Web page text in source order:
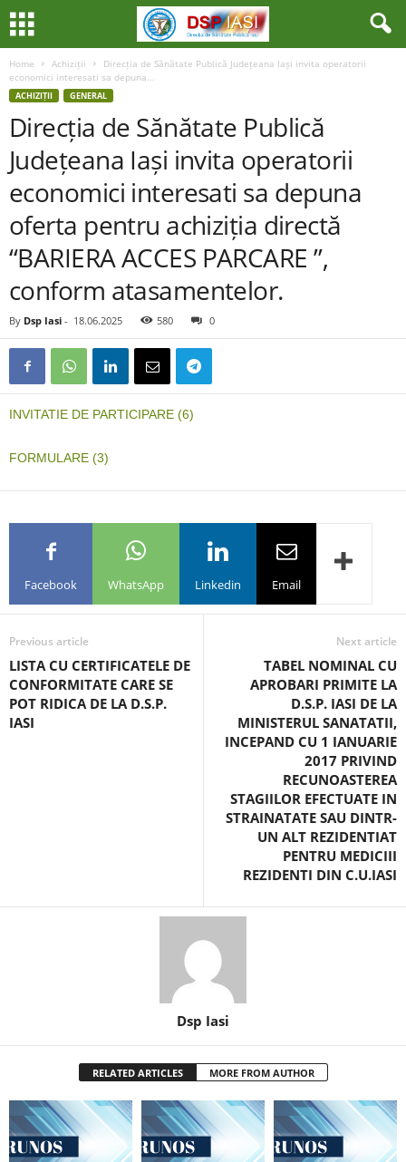
Home Achiziții
Direcția de Sănătate Publică Județeana Iași invita operatorii
economici interesati sa depuna...
ACHIZIȚII GENERAL
Direcția de Sănătate Publică
Județeana Iași invita operatorii
economici interesati sa depuna
oferta pentru achiziția directă
“BARIERA ACCES PARCARE ”,
conform atasamentelor.
By Dsp Iasi - 18.06.2025 580 0
INVITATIE DE PARTICIPARE (6)
FORMULARE (3)
Facebook WhatsApp Linkedin Email
Previous article
LISTA CU CERTIFICATELE DE
CONFORMITATE CARE SE
POT RIDICA DE LA D.S.P.
IASI
Next article
TABEL NOMINAL CU
APROBARI PRIMITE LA
D.S.P. IASI DE LA
MINISTERUL SANATATII,
INCEPAND CU 1 IANUARIE
2017 PRIVIND
RECUNOASTEREA
STAGIILOR EFECTUATE IN
STRAINATATE SAU DINTR-
UN ALT REZIDENTIAT
PENTRU MEDICIII
REZIDENTI DIN C.U.IASI
Dsp Iasi
RELATED ARTICLES MORE FROM AUTHOR